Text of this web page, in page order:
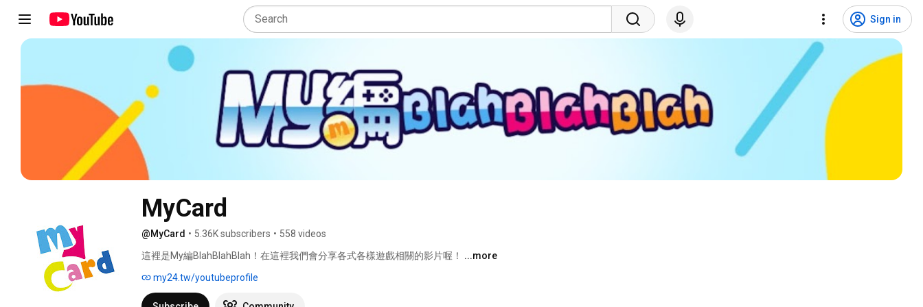
Sign in
MyCard
@MyCard • 5.36K subscribers • 558 videos
這裡是My編BlahBlahBlah！在這裡我們會分享各式各樣遊戲相關的影片喔！ ...more
my24.tw/youtubeprofile